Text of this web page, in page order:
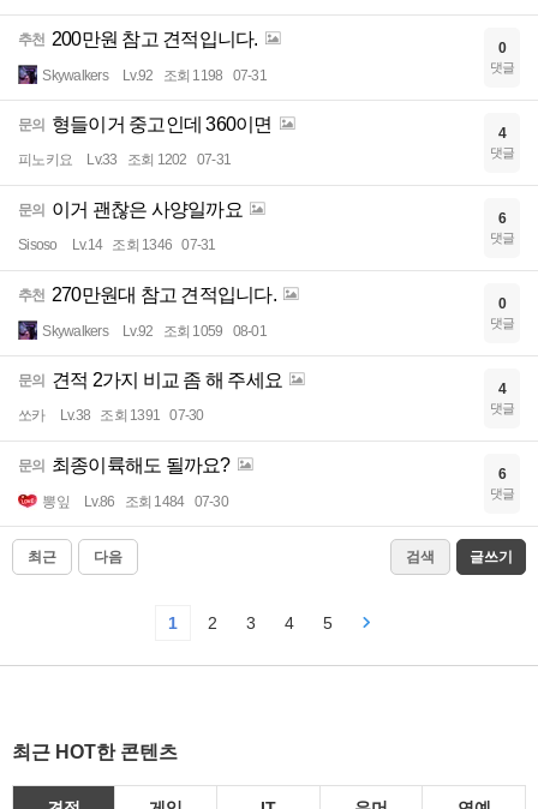
추천 200만원 참고 견적입니다.
Skywalkers Lv.92 조회 1198 07-31
0
댓글
문의 형들이거 중고인데 360이면
피노키요 Lv.33 조회 1202 07-31
4
댓글
문의 이거 괜찮은 사양일까요
Sisoso Lv.14 조회 1346 07-31
6
댓글
추천 270만원대 참고 견적입니다.
Skywalkers Lv.92 조회 1059 08-01
0
댓글
문의 견적 2가지 비교 좀 해 주세요
쏘카 Lv.38 조회 1391 07-30
4
댓글
문의 최종이륙해도 될까요?
뽕잎 Lv.86 조회 1484 07-30
6
댓글
최근 다음 검색 글쓰기
1 2 3 4 5
최근 HOT한 콘텐츠